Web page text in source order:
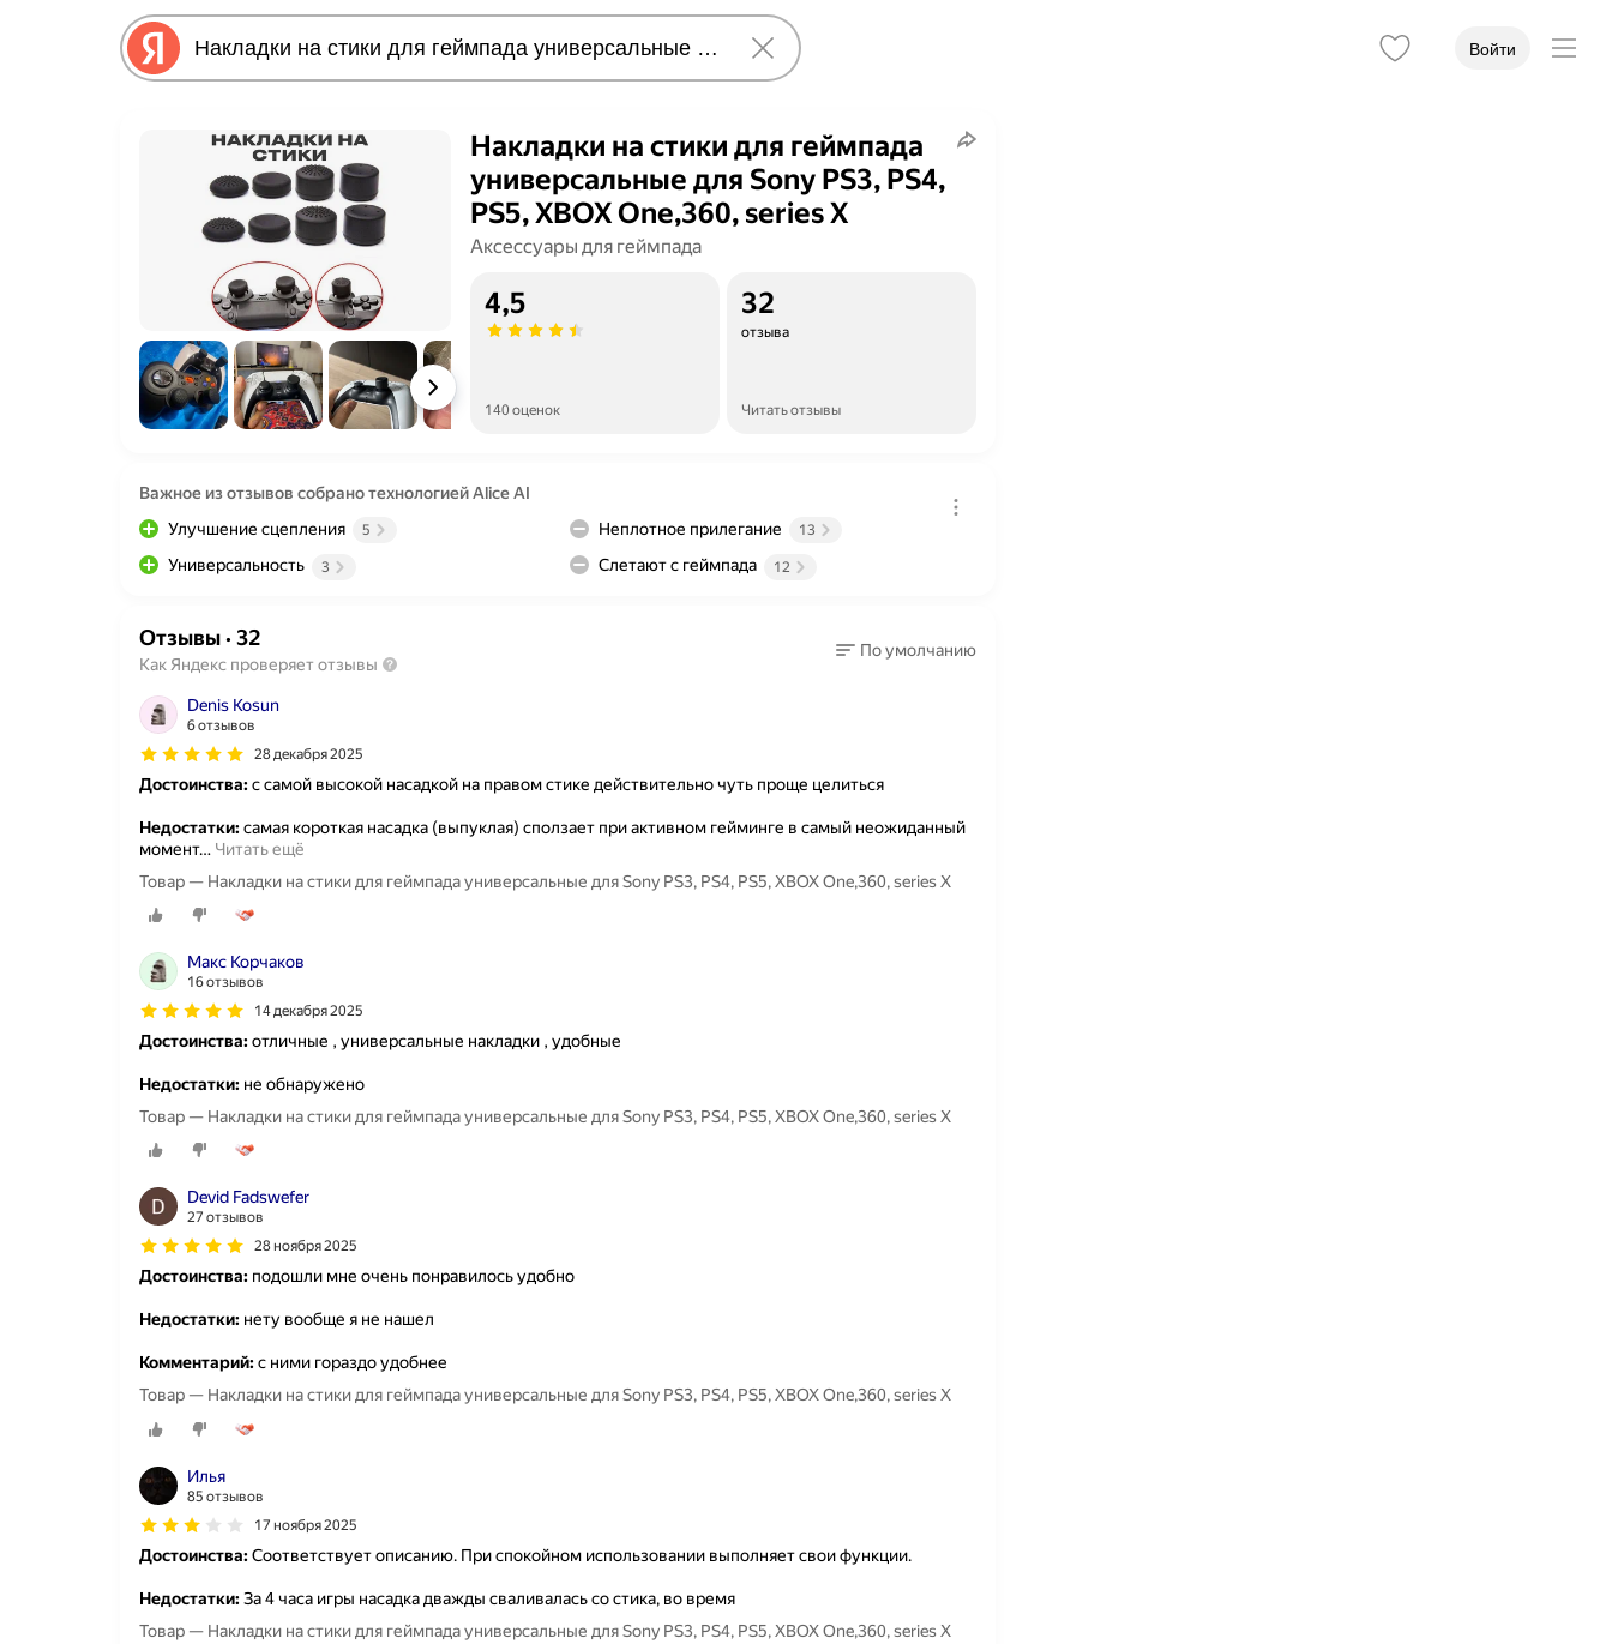
Войти
Накладки на стики для геймпада
универсальные для Sony PS3, PS4,
PS5, XBOX One,360, series X
Аксессуары для геймпада
4,5
140 оценок
32
отзыва
Читать отзывы
Важное из отзывов собрано технологией Alice AI
Улучшение сцепления
5
Универсальность 3
Неплотное прилегание 13
Слетают с геймпада 12
Отзывы· 32
Как Яндекс проверяет отзывы
По умолчанию
Denis Kosun
6 отзывов
28 декабря 2025
Достоинства:с самой высокой насадкой на правом стике действительно чуть проще целиться
Недостатки:самая короткая насадка (выпуклая) сползает при активном гейминге в самый неожиданный
момент… Читать ещё
Товар — Накладки на стики для геймпада универсальные для Sony PS3, PS4, PS5, XBOX One,360, series X
Макс Корчаков
16 отзывов
14 декабря 2025
Достоинства:отличные , универсальные накладки , удобные
Недостатки: не обнаружено
Товар — Накладки на стики для геймпада универсальные для Sony PS3, PS4, PS5, XBOX One,360, series X
Devid Fadswefer
27 отзывов
28 ноября 2025
Достоинства: подошли мне очень понравилось удобно
Недостатки: нету вообще я не нашел
Комментарий:с ними гораздо удобнее
Товар — Накладки на стики для геймпада универсальные для Sony PS3, PS4, PS5, XBOX One,360, series X
Илья
85 отзывов
17 ноября 2025
Достоинства:Соответствует описанию. При спокойном использовании выполняет свои функции.
Недостатки:За 4 часа игры насадка дважды сваливалась со стика, во время
Товар — Накладки на стики для геймпада универсальные для Sony PS3, PS4, PS5, XBOX One,360, series X